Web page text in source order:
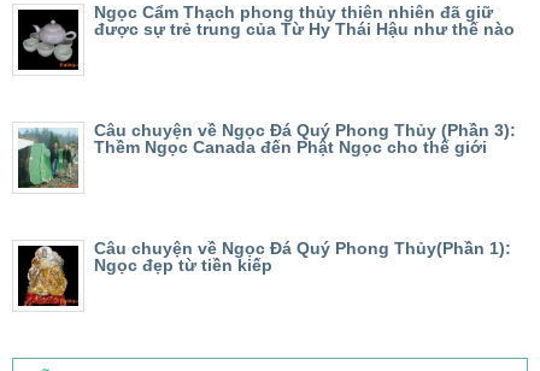
Ngọc Cẩm Thạch phong thủy thiên nhiên đã giữ
được sự trẻ trung của Từ Hy Thái Hậu như thế nào
Câu chuyện về Ngọc Đá Quý Phong Thủy (Phần 3):
Thềm Ngọc Canada đến Phật Ngọc cho thế giới
Câu chuyện về Ngọc Đá Quý Phong Thủy(Phần 1):
Ngọc đẹp từ tiền kiếp